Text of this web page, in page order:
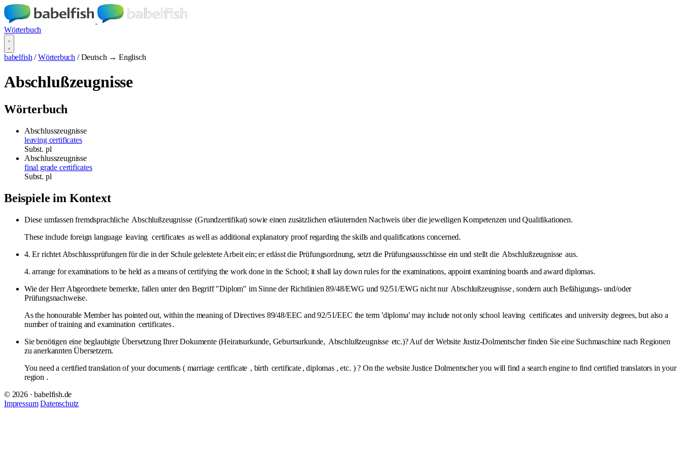
Wörterbuch
babelfish / Wörterbuch / Deutsch → Englisch
Abschlußzeugnisse
Wörterbuch
Abschlusszeugnisse
leaving certificates
Subst. pl
Abschlusszeugnisse
final grade certificates
Subst. pl
Beispiele im Kontext
Diese umfassen fremdsprachliche Abschlußzeugnisse (Grundzertifikat) sowie einen zusätzlichen erläuternden Nachweis über die jeweiligen Kompetenzen und Qualifikatio­nen.
These include foreign language leaving certificates as well as additional explanatory proof regarding the skills and qualifications concerned.
4. Er richtet Abschlussprüfungen für die in der Schule geleistete Arbeit ein; er erlässt die Prüfungsordnung, setzt die Prüfungsausschüsse ein und stellt die Abschlußzeugnisse aus.
4. arrange for examinations to be held as a means of certifying the work done in the School; it shall lay down rules for the examinations, appoint examining boards and award diplomas.
Wie der Herr Abgeordnete bemerkte, fallen unter den Begriff "Diplom" im Sinne der Richtlinien 89/48/EWG und 92/51/EWG nicht nur Abschlußzeugnisse , sondern auch Befähigungs- und/oder
Prüfungsnachweise.
As the honourable Member has pointed out, within the meaning of Directives 89/48/EEC and 92/51/EEC the term 'diploma' may include not only school leaving certificates and university degrees, but also a
number of training and examination certificates.
Sie benötigen eine beglaubigte Übersetzung Ihrer Dokumente (Heiratsurkunde, Geburtsurkunde, Abschlußzeugnisse etc.)? Auf der Website Justiz-Dolmentscher finden Sie eine Suchmaschine nach Regionen
zu anerkannten Übersetzern.
You need a certified translation of your documents ( marriage certificate , birth certificate, diplomas , etc. ) ? On the website Justice Dolmentscher you will find a search engine to find certified translators in your
region .
© 2026 · babelfish.de
Impressum Datenschutz